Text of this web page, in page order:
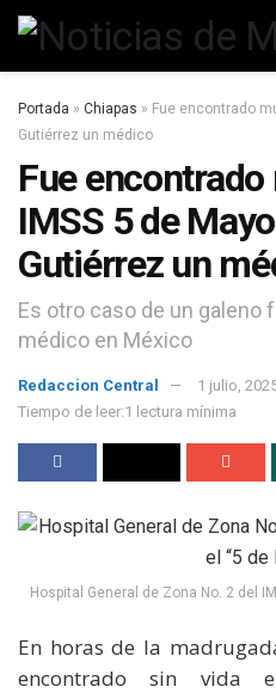
Portada » Chiapas » Fue encontrado
Gutiérrez un médico
Fue
IMSS 5 de
Gutiérrez un
Es otro caso de un galeno
médico en México
Redaccion Central
1 julio,
Tiempo de leer:1 lectura mínima
Hospital General de Zona No. 2 del
En horas de la
encontrado sin vida